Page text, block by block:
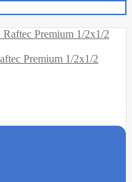
Premium 1/2х1/2